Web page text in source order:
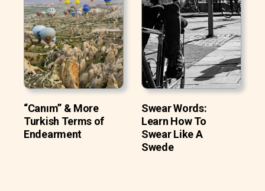
“Canım” & More
Turkish Terms of
Endearment
Swear Words:
Learn How To
Swear Like A
Swede